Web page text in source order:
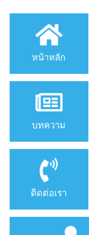
หน้าหลัก
บทความ
ติดต่อเรา